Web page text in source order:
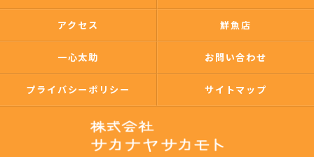
アクセス 鮮魚店
一心太助 お問い合わせ
プライバシーポリシー サイトマップ